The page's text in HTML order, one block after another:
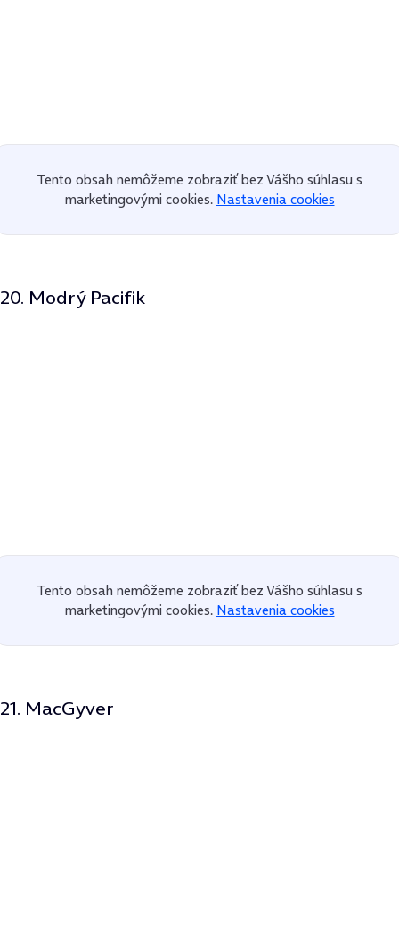
Tento obsah nemôžeme zobraziť bez Vášho súhlasu s
marketingovými cookies. Nastavenia cookies
20. Modrý Pacifik
Tento obsah nemôžeme zobraziť bez Vášho súhlasu s
marketingovými cookies. Nastavenia cookies
21. MacGyver